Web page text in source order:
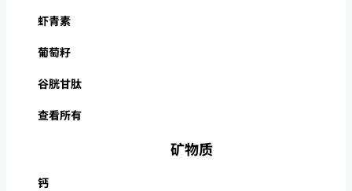
虾青素
葡萄籽
谷胱甘肽
查看所有
矿物质
钙